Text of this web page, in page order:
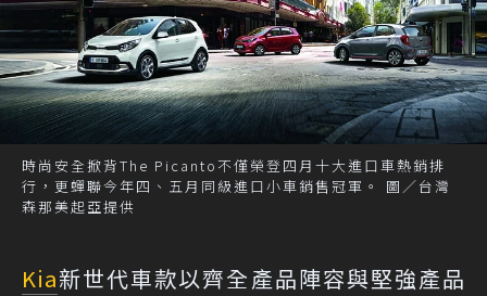
時尚安全掀背The Picanto不僅榮登四月十大進口車熱銷排
行，更蟬聯今年四、五月同級進口小車銷售冠軍。 圖／台灣
森那美起亞提供
Kia新世代車款以齊全產品陣容與堅強產品